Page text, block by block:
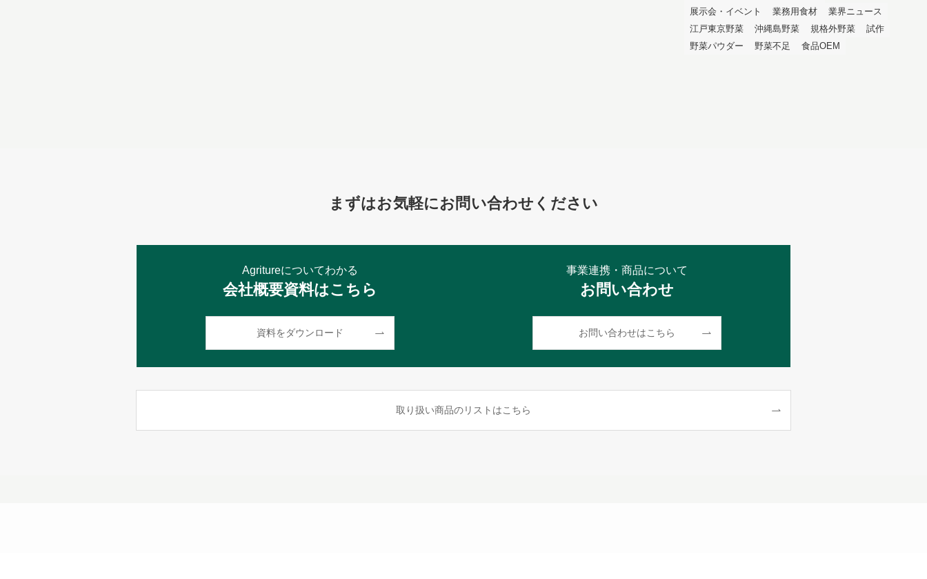
展示会・イベント
業務用食材
業界ニュース
江戸東京野菜
沖縄島野菜 規格外野菜
試作
野菜パウダー
野菜不足 食品OEM
まずはお気軽にお問い合わせください
Agritureについてわかる
会社概要資料はこちら
資料をダウンロード
事業連携・商品について
お問い合わせ
お問い合わせはこちら
取り扱い商品のリストはこちら